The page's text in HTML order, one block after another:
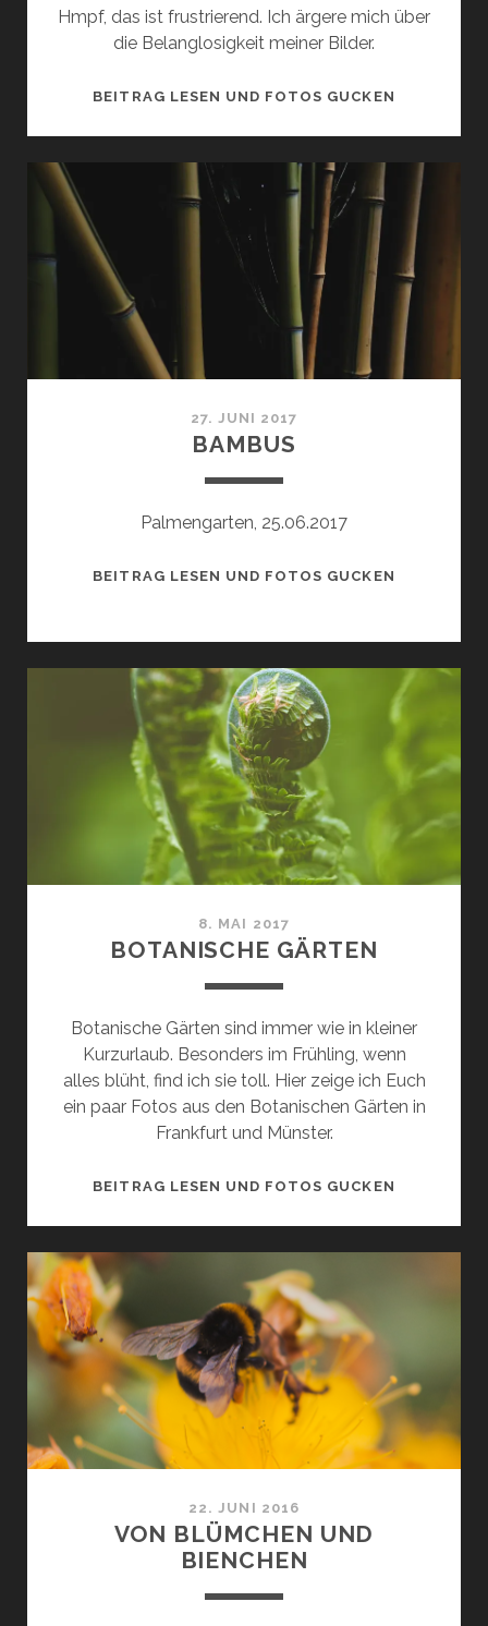
Hmpf, das ist frustrierend. Ich ärgere mich über
die Belanglosigkeit meiner Bilder.
BEITRAG LESEN UND FOTOS GUCKEN
27. JUNI 2017
BAMBUS
Palmengarten, 25.06.2017
BEITRAG LESEN UND FOTOS GUCKEN
8. MAI 2017
BOTANISCHE GÄRTEN
Botanische Gärten sind immer wie in kleiner
Kurzurlaub. Besonders im Frühling, wenn
alles blüht, find ich sie toll. Hier zeige ich Euch
ein paar Fotos aus den Botanischen Gärten in
Frankfurt und Münster.
BEITRAG LESEN UND FOTOS GUCKEN
22. JUNI 2016
VON BLÜMCHEN UND
BIENCHEN